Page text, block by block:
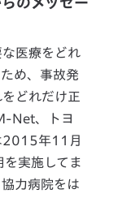
な医療をどれ
め、事故発
どれだけ正
Net、トヨ
2015年11月
を実施してま
力病院をは